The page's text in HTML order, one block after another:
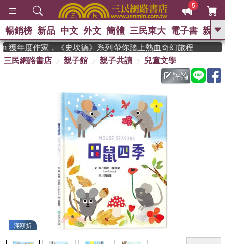
5
GO
熱搜： 東野圭吾 、 高希均教授回憶錄
父親節 、 如果歷
暑期推薦 、 國際布克
獎 臺灣漫遊錄 、 方念華
登輝時代 、 數學女孩：黎曼猜想
偉大的迷走神經
暢銷榜 新品 中文 外文 簡體 三民東大 電子書 親子
年度作家，《史坎德》系列帶你踏上熱血奇幻旅程
三民網路書店
親子館 親子共讀
兒童文學
評論
滿額折